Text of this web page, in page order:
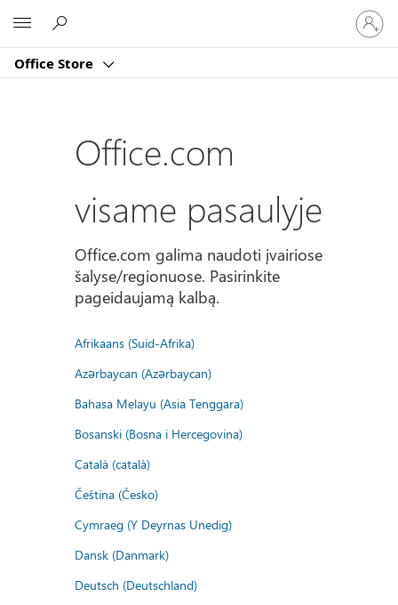
Office Store
prie
Office.com
visame pasaulyje
Office.com galima naudoti įvairiose
šalyse/regionuose. Pasirinkite
pageidaujamą kalbą.
Afrikaans (Suid-Afrika)
Azərbaycan (Azərbaycan)
Bahasa Melayu (Asia Tenggara)
Bosanski (Bosna i Hercegovina)
Català (català)
Čeština (Česko)
Cymraeg (Y Deyrnas Unedig)
Dansk (Danmark)
Deutsch (Deutschland)